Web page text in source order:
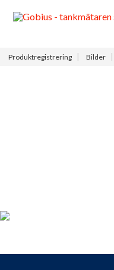
Produktregistrering Bilder